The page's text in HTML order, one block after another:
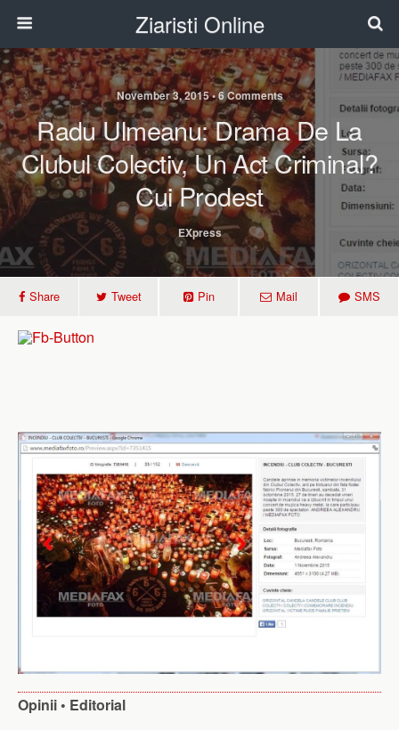
Ziaristi Online
November 3, 2015 • 6 Comments
Radu Ulmeanu: Drama De La
Clubul Colectiv, Un Act Criminal?
Cui Prodest
EXpress
Share Tweet Pin Mail SMS
Opinii • Editorial